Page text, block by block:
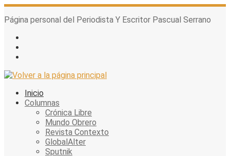
Skip
to
Página personal del Periodista Y Escritor Pascual Serrano
Inicio
Columnas
Crónica Libre
Mundo Obrero
Revista Contexto
GlobalAlter
Sputnik